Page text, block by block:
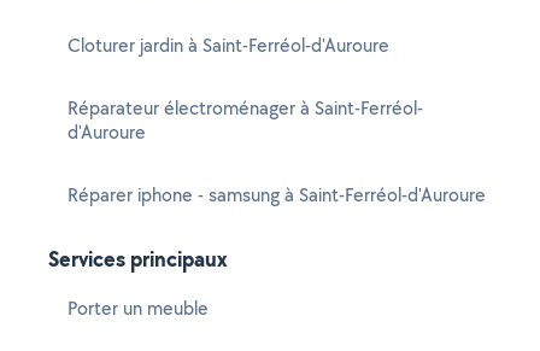
Cloturer jardin à Saint-Ferréol-d'Auroure
Réparateur électroménager à Saint-Ferréol-
d'Auroure
Réparer iphone - samsung à Saint-Ferréol-d'Auroure
Services principaux
Porter un meuble